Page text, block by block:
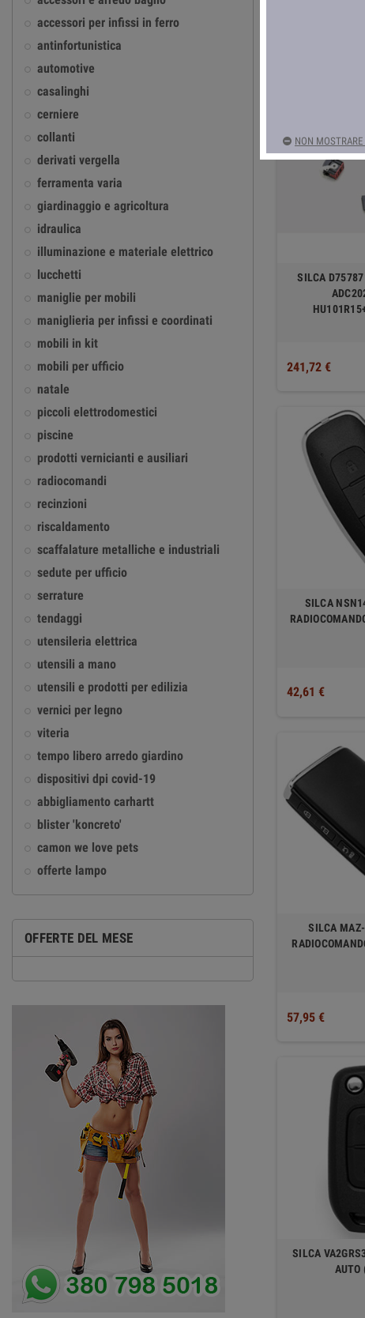
accessori per infissi in ferro
antinfortunistica
automotive
casalinghi
cerniere
collanti
derivati vergella
ferramenta varia
giardinaggio e agricoltura
idraulica
illuminazione e materiale elettrico
lucchetti
maniglie per mobili
maniglieria per infissi e coordinati
mobili in kit
mobili per ufficio
natale
piccoli elettrodomestici
piscine
prodotti vernicianti e ausiliari
radiocomandi
recinzioni
riscaldamento
scaffalature metalliche e industriali
sedute per ufficio
serrature
tendaggi
utensileria elettrica
utensili a mano
utensili e prodotti per edilizia
vernici per legno
viteria
tempo libero arredo giardino
dispositivi dpi covid-19
abbigliamento carhartt
blister 'koncreto'
camon we love pets
offerte lampo
OFFERTE DEL MESE
SILCA
241,72 €
SILCA
42,61 €
SILCA
57,95 €
SILCA
AUTO
NON MOSTRARE